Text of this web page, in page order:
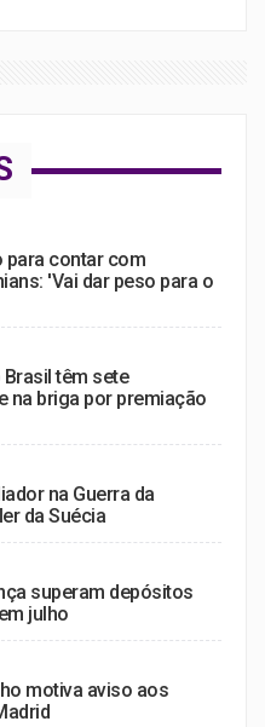
para contar com
'Vai dar peso para o
Brasil têm sete
na briga por premiação
na Guerra da
da Suécia
superam depósitos
julho
motiva aviso aos